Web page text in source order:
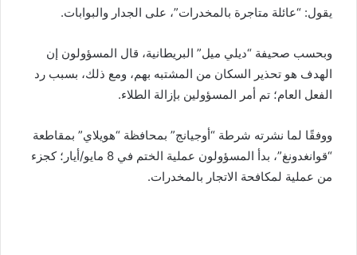
يقول: “عائلة متاجرة بالمخدرات”، على الجدار والبوابات.
وبحسب صحيفة “ديلي ميل” البريطانية، قال المسؤولون إن
الهدف هو تحذير السكان من المشتبه بهم، ومع ذلك، بسبب رد
الفعل العام؛ تم أمر المسؤولين بإزالة الطلاء.
ووفقًا لما نشرته شرطة “أوجيانج” بمحافظة “هويلاي” بمقاطعة
“قوانغدونغ”، بدأ المسؤولون عملية الختم في 8 مايو/أيار؛ كجزء
من عملية لمكافحة الاتجار بالمخدرات.